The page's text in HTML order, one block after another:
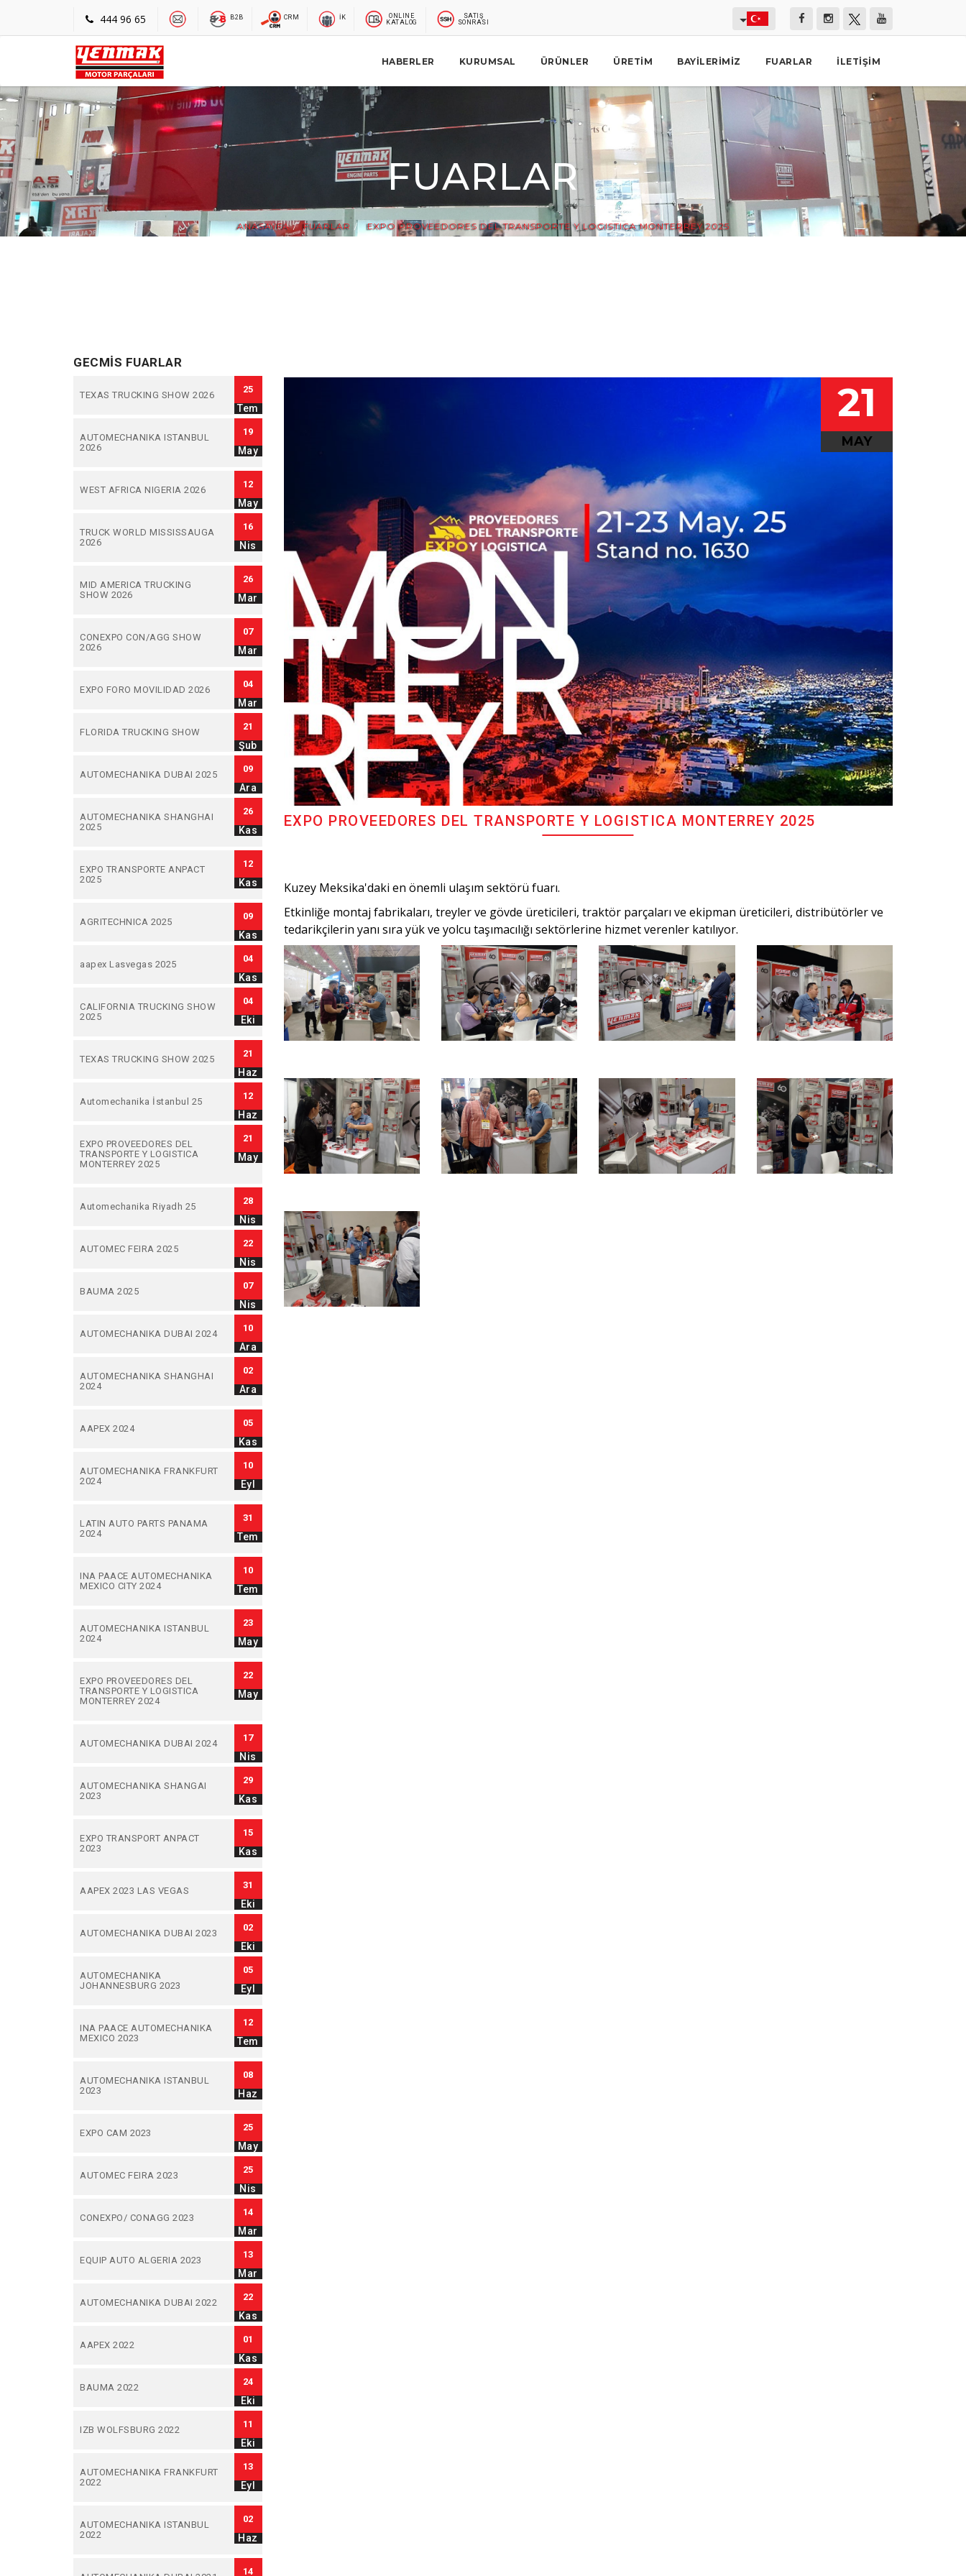
444 96 65 B2B CRM İK
ONLINE
KATALOG
SATIŞ
SONRASI
HABERLER KURUMSAL ÜRÜNLER ÜRETİM BAYILERIMIZ FUARLAR İLETIŞIM
FUARLAR
ANASAYFA FUARLAR EXPO PROVEEDORES DEL TRANSPORTE Y LOGISTICA MONTERREY 2025
GECMIS FUARLAR
TEXAS TRUCKING SHOW 2026
25
Tem
AUTOMECHANIKA ISTANBUL
2026
19
May
WEST AFRICA NIGERIA 2026
12
May
TRUCK WORLD MISSISSAUGA
2026
16
Nis
MID AMERICA TRUCKING
SHOW 2026
26
Mar
CONEXPO CON/AGG SHOW
2026
07
Mar
EXPO FORO MOVILIDAD 2026
04
Mar
FLORIDA TRUCKING SHOW
21
Şub
AUTOMECHANIKA DUBAI 2025
09
Ara
AUTOMECHANIKA SHANGHAI
2025
26
Kas
EXPO TRANSPORTE ANPACT
2025
12
Kas
AGRITECHNICA 2025
09
Kas
aapex Lasvegas 2025
04
Kas
CALIFORNIA TRUCKING SHOW
2025
04
Eki
TEXAS TRUCKING SHOW 2025
21
Haz
Automechanika İstanbul 25
12
Haz
EXPO PROVEEDORES DEL
TRANSPORTE Y LOGISTICA
MONTERREY 2025
21
May
Automechanika Riyadh 25
28
Nis
AUTOMEC FEIRA 2025
22
Nis
BAUMA 2025
07
Nis
AUTOMECHANIKA DUBAI 2024
10
Ara
AUTOMECHANIKA SHANGHAI
2024
02
Ara
AAPEX 2024
05
Kas
AUTOMECHANIKA FRANKFURT
2024
10
Eyl
LATIN AUTO PARTS PANAMA
2024
31
Tem
INA PAACE AUTOMECHANIKA
MEXICO CITY 2024
10
Tem
AUTOMECHANIKA ISTANBUL
2024
23
May
EXPO PROVEEDORES DEL
TRANSPORTE Y LOGISTICA
MONTERREY 2024
22
May
AUTOMECHANIKA DUBAI 2024
17
Nis
AUTOMECHANIKA SHANGAI
2023
29
Kas
EXPO TRANSPORT ANPACT
2023
15
Kas
AAPEX 2023 LAS VEGAS
31
Eki
AUTOMECHANIKA DUBAI 2023
02
Eki
AUTOMECHANIKA
JOHANNESBURG 2023
05
Eyl
INA PAACE AUTOMECHANIKA
MEXICO 2023
12
Tem
AUTOMECHANIKA ISTANBUL
2023
08
Haz
EXPO CAM 2023
25
May
AUTOMEC FEIRA 2023
25
Nis
CONEXPO/ CONAGG 2023
14
Mar
EQUIP AUTO ALGERIA 2023
13
Mar
AUTOMECHANIKA DUBAI 2022
22
Kas
AAPEX 2022
01
Kas
BAUMA 2022
24
Eki
IZB WOLFSBURG 2022
11
Eki
AUTOMECHANIKA FRANKFURT
2022
13
Eyl
AUTOMECHANIKA ISTANBUL
2022
02
Haz
14
21
MAY
EXPO PROVEEDORES DEL TRANSPORTE Y LOGISTICA MONTERREY 2025
Kuzey Meksika'daki en önemli ulaşım sektörü fuarı.
Etkinliğe montaj fabrikaları, treyler ve gövde üreticileri, traktör parçaları ve ekipman üreticileri, distribütörler ve
tedarikçilerin yanı sıra yük ve yolcu taşımacılığı sektörlerine hizmet verenler katılıyor.